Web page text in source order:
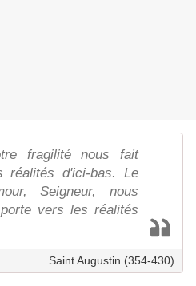
fragilité nous fait
réalités d'ici-bas. Le
Seigneur, nous
vers les réalités
Saint Augustin (354-430)